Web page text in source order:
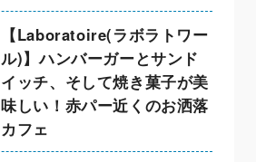
【Laboratoire(ラボラトワー
ル)】ハンバーガーとサンド
イッチ、そして焼き菓子が美
味しい！赤パー近くのお洒落
カフェ